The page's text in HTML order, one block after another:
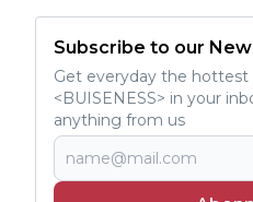
Subscribe to our
Get everyday the hottest
<BUISENESS> in your
anything from us